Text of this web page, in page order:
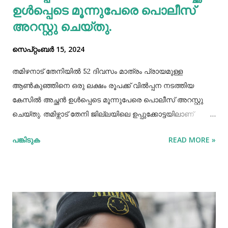
ഉള്‍പ്പെടെ മൂന്നുപേരെ പൊലീസ്
അറസ്റ്റു ചെയ്തു.
സെപ്റ്റംബർ 15, 2024
തമിഴനാട് തേനിയില്‍ 52 ദിവസം മാത്രം പ്രായമുള്ള
ആണ്‍കുഞ്ഞിനെ ഒരു ലക്ഷം രൂപക്ക് വില്‍പ്പന നടത്തിയ
കേസില്‍ അച്ഛൻ ഉള്‍പ്പെടെ മൂന്നുപേരെ പൊലീസ് അറസ്റ്റു
ചെയ്തു. തമിഴ്നാട് തേനി ജില്ലയിലെ ഉപ്പുക്കോട്ടയിലാണ്
സ്വദേശികളായ ദമ്ബതികളുമാണ് അറസ്റ്റിലായത്. തേനി
സമയവും മദ്യലഹരിയിലും. തന്‍റെ കുഞ്ഞിനെ ഒരു ലക്ഷം
രൂപക്ക് വില്‍പ്പന നടത്തിയതായി അച്ഛൻ
പങ്കിടുക READ MORE »